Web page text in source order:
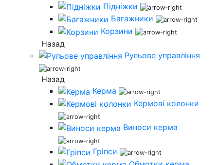
Підніжки
Багажники
Корзини
Назад
Рульове управління
Назад
Керма
Кермові колонки
Виноси керма
Гріпси